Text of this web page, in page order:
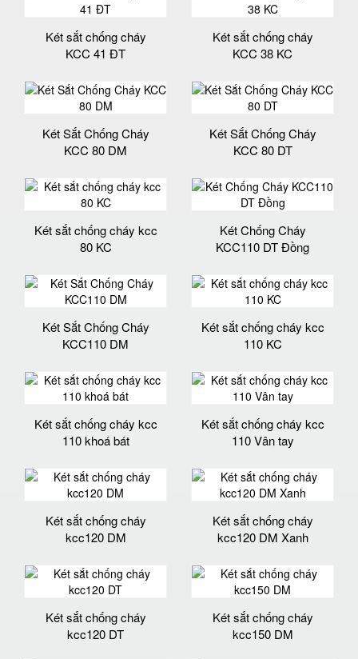
Két sắt chống cháy
KCC 41 ĐT
Két sắt chống cháy
KCC 38 KC
Két Sắt Chống Cháy
KCC 80 DM
Két Sắt Chống Cháy
KCC 80 DT
Két sắt chống cháy kcc
80 KC
Két Chống Cháy
KCC110 DT Đồng
Két Sắt Chống Cháy
KCC110 DM
Két sắt chống cháy kcc
110 KC
Két sắt chống cháy kcc
110 khoá bát
Két sắt chống cháy kcc
110 Vân tay
Két sắt chống cháy
kcc120 DM
Két sắt chống cháy
kcc120 DM Xanh
Két sắt chống cháy
kcc120 DT
Két sắt chống cháy
kcc150 DM